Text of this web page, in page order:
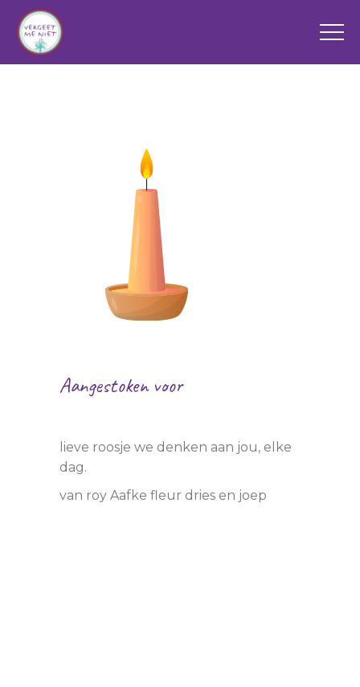
Aangestoken voor
lieve roosje we denken aan jou, elke
dag.
van roy Aafke fleur dries en joep